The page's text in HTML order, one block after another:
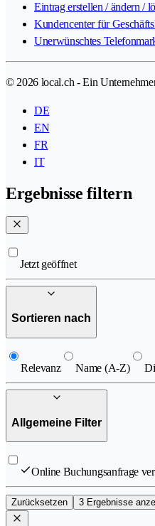
Eintrag erstellen / ändern /
Kundencenter für
Unerwünschtes
© 2026 local.ch - Ein
DE
EN
FR
IT
Ergebnisse filtern
Jetzt geöffnet
Sortieren nach
Relevanz Name (A-Z)
Allgemeine Filter
Online Buchungsanfrage
Zurücksetzen 3 Ergebnisse